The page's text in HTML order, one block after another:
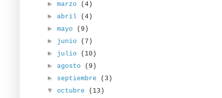
►marzo
(4)
►abril
(4)
►mayo
(9)
► junio
(7)
► julio
(10)
►agosto
(9)
► septiembre
(3)
▼octubre
(13)